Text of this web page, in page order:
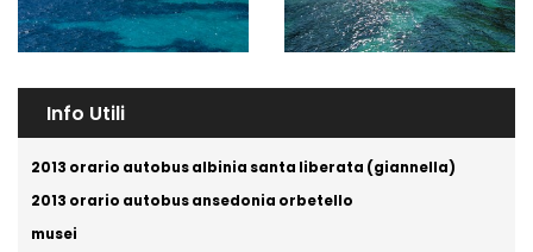
Info Utili
2013 orario autobus albinia santa liberata (giannella)
2013 orario autobus ansedonia orbetello
musei